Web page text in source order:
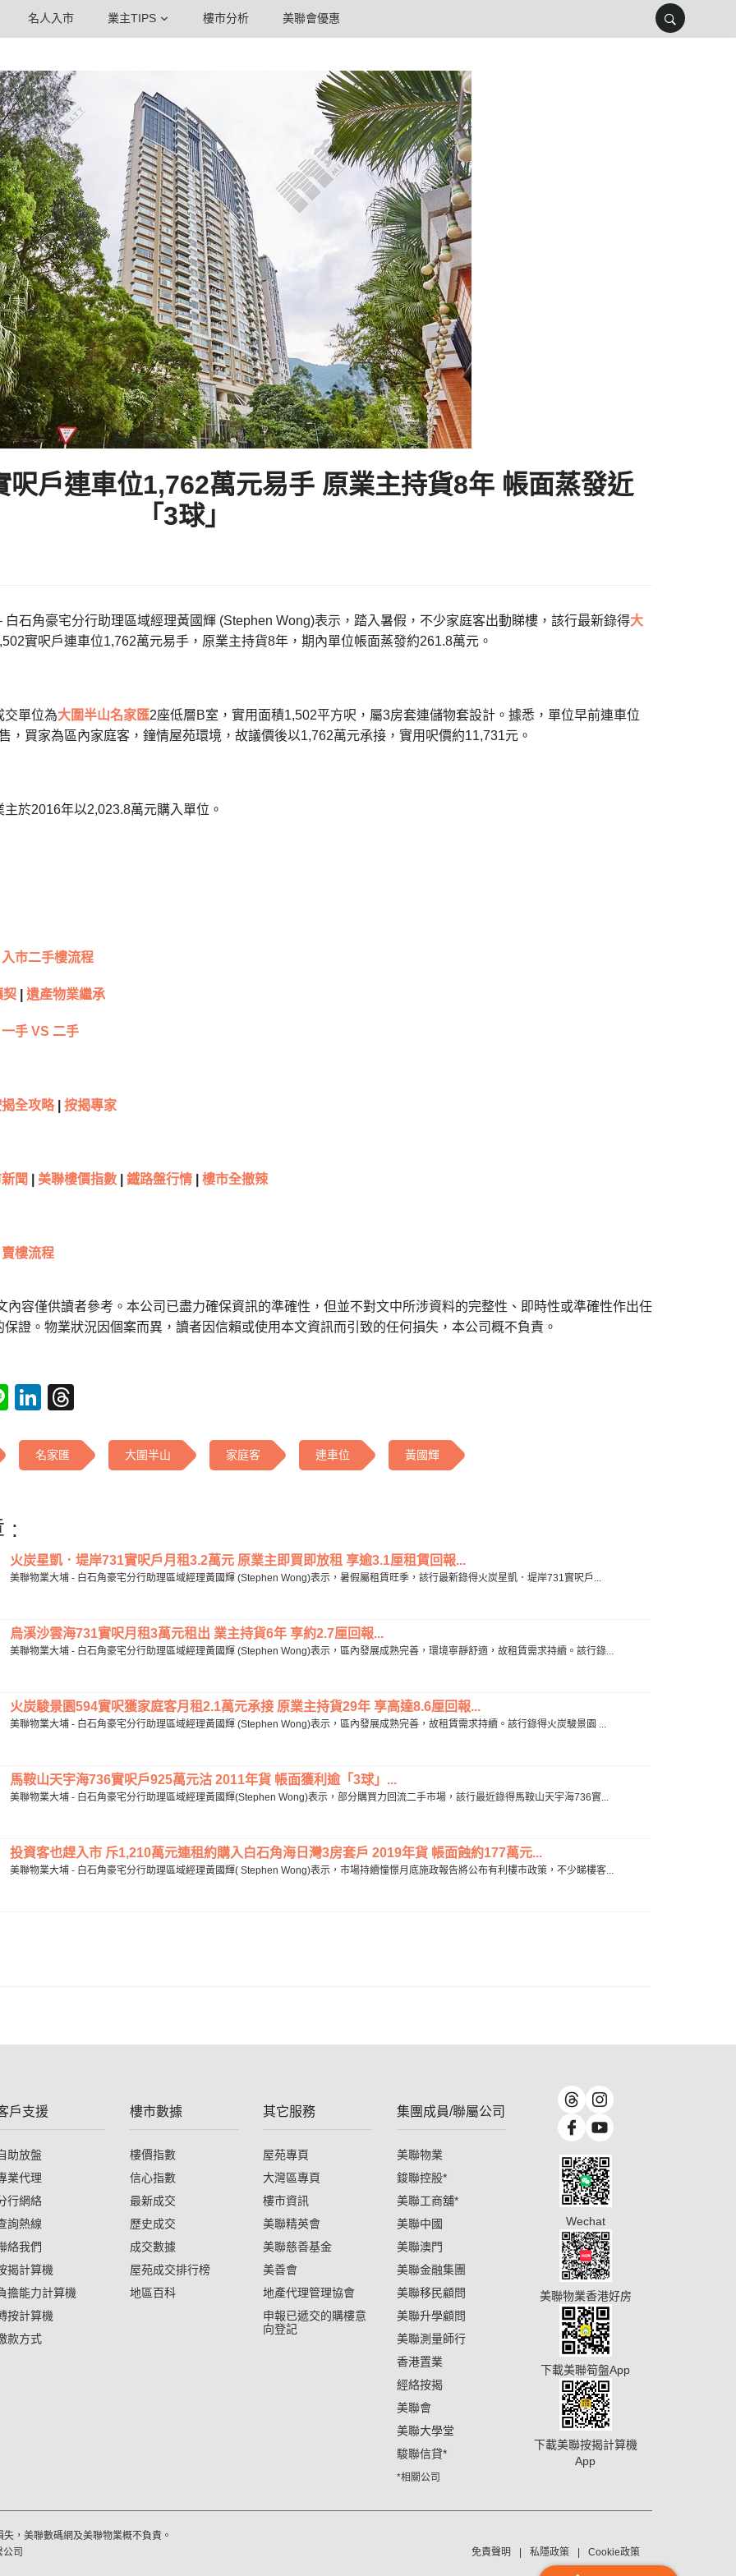
名人入市 業主TIPS 樓市分析 美聯會優惠
戶連車位1,762萬元易手 原業主持貨8年 帳面蒸發近
「3球」
白石角豪宅分行助理區域經理黃國輝 (Stephen Wong)表示，踏入暑假，不少家庭客出動睇樓，該行最新錄得大
實呎戶連車位1,762萬元易手，原業主持貨8年，期內單位帳面蒸發約261.8萬元。
交單位為大圍半山名家匯2座低層B室，實用面積1,502平方呎，屬3房套連儲物套設計。據悉，單位早前連車位
，買家為區內家庭客，鐘情屋苑環境，故議價後以1,762萬元承接，實用呎價約11,731元。
於2016年以2,023.8萬元購入單位。
市二手樓流程
契 遺產物業繼承
手 VS 二手
全攻略| 按揭專家
聞 美聯樓價指數 鐵路盤行情 樓市全撤辣
樓流程
內容僅供讀者參考。本公司已盡力確保資訊的準確性，但並不對文中所涉資料的完整性、即時性或準確性作出任
保證。物業狀況因個案而異，讀者因信賴或使用本文資訊而引致的任何損失，本公司概不負責。
LineLinkedIn
名家匯 大圍半山 家庭客 連車位 黃國輝
:
火炭星凱．堤岸731實呎戶月租3.2萬元 原業主即買即放租 享逾3.1厘租賃回報...
美聯物業大埔 - 白石角豪宅分行助理區域經理黃國輝 (Stephen Wong)表示，暑假屬租賃旺季，該行最新錄得火炭星凱．堤岸731實呎戶...
烏溪沙雲海731實呎月租3萬元租出 業主持貨6年 享約2.7厘回報...
美聯物業大埔 - 白石角豪宅分行助理區域經理黃國輝 (Stephen Wong)表示，區內發展成熟完善，環境寧靜舒適，故租賃需求持續。該行錄...
火炭駿景園594實呎獲家庭客月租2.1萬元承接 原業主持貨29年 享高達8.6厘回報...
美聯物業大埔 - 白石角豪宅分行助理區域經理黃國輝 (Stephen Wong)表示，區內發展成熟完善，故租賃需求持續。該行錄得火炭駿景園 ...
馬鞍山天宇海736實呎戶925萬元沽 2011年貨 帳面獲利逾「3球」...
美聯物業大埔 - 白石角豪宅分行助理區域經理黃國輝(Stephen Wong)表示，部分購買力回流二手市場，該行最近錄得馬鞍山天宇海736實...
投資客也趕入市 斥1,210萬元連租約購入白石角海日灣3房套戶 2019年貨 帳面蝕約177萬元...
美聯物業大埔 - 白石角豪宅分行助理區域經理黃國輝( Stephen Wong)表示，市場持續憧憬月底施政報告將公布有利樓市政策，不少睇樓客...
戶支援
助放盤
業代理
行網絡
詢熱線
絡我們
揭計算機
擔能力計算機
按計算機
款方式
樓市數據
樓價指數
信心指數
最新成交
歷史成交
成交數據
屋苑成交排行榜
地區百科
其它服務
屋苑專頁
大灣區專頁
樓市資訊
美聯精英會
美聯慈善基金
美善會
地產代理管理協會
申報已遞交的購樓意
向登記
集團成員/聯屬公司
美聯物業
鋑聯控股*
美聯工商舖*
美聯中國
美聯澳門
美聯金融集團
美聯移民顧問
美聯升學顧問
美聯測量師行
香港置業
經絡按揭
美聯會
美聯大學堂
駿聯信貸*
*相關公司
Wechat
美聯物業香港好房
下載美聯筍盤App
下載美聯按揭計算機
App
，美聯數碼網及美聯物業概不負責。
司
免責聲明 私隱政策 Cookie政策